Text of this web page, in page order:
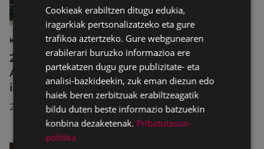
KULTURA
2026ko Delta Cultura Saria jaso du
Armagintzaren Museoak, izandako
ibilbideagatik
2026/07/23
Cookieak erabiltzen ditugu edukia,
iragarkiak pertsonalizatzeko eta gure
trafikoa aztertzeko. Gure webgunearen
erabilerari buruzko informazioa ere
partekatzen dugu gure publizitate- eta
analisi-bazkideekin, zuk eman diezun edo
haiek beren zerbitzuak erabiltzeagatik
bildu duten beste informazio batzuekin
konbina dezaketenak. Pribatutasun-
politika